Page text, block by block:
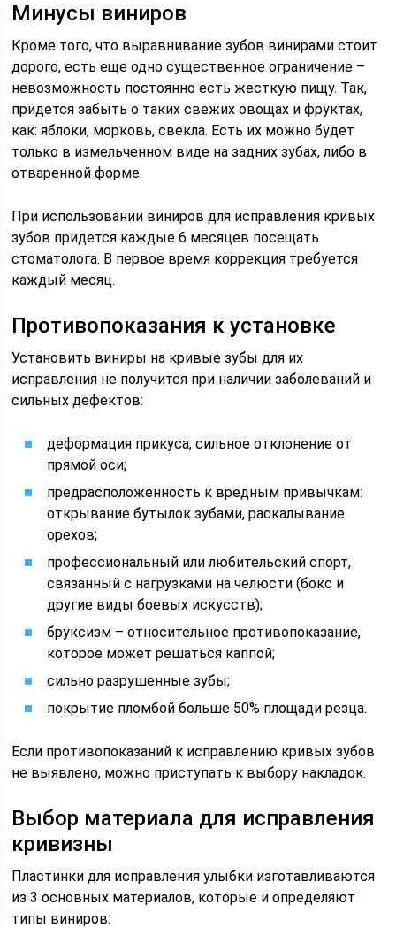
Минусы виниров
Кроме того, что выравнивание зубов винирами стоит
дорого, есть еще одно существенное ограничение –
невозможность постоянно есть жесткую пищу. Так,
придется забыть о таких свежих овощах и фруктах,
как: яблоки, морковь, свекла. Есть их можно будет
только в измельченном виде на задних зубах, либо в
отваренной форме.
При использовании виниров для исправления кривых
зубов придется каждые 6 месяцев посещать
стоматолога. В первое время коррекция требуется
каждый месяц.
Противопоказания к установке
Установить виниры на кривые зубы для их
исправления не получится при наличии заболеваний и
сильных дефектов:
деформация прикуса, сильное отклонение от
прямой оси;
предрасположенность к вредным привычкам:
открывание бутылок зубами, раскалывание
орехов;
профессиональный или любительский спорт,
связанный с нагрузками на челюсти (бокс и
другие виды боевых искусств);
бруксизм – относительное противопоказание,
которое может решаться каппой;
сильно разрушенные зубы;
покрытие пломбой больше 50% площади резца.
Если противопоказаний к исправлению кривых зубов
не выявлено, можно приступать к выбору накладок.
Выбор материала для исправления
кривизны
Пластинки для исправления улыбки изготавливаются
из 3 основных материалов, которые и определяют
типы виниров: